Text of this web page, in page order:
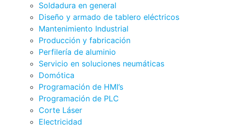
Soldadura en general
Diseño y armado de tablero eléctricos
Mantenimiento Industrial
Producción y fabricación
Perfilería de aluminio
Servicio en soluciones neumáticas
Domótica
Programación de HMI’s
Programación de PLC
Corte Láser
Electricidad